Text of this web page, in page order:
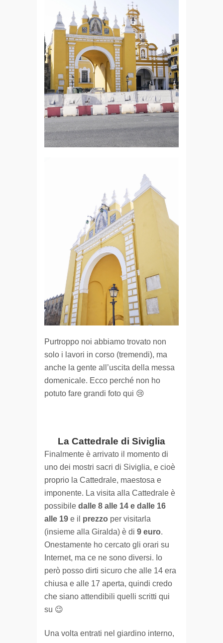
Purtroppo noi abbiamo trovato non
solo i lavori in corso (tremendi), ma
anche la gente all’uscita della messa
domenicale. Ecco perché non ho
potuto fare grandi foto qui 😢
La Cattedrale di Siviglia
Finalmente è arrivato il momento di
uno dei mostri sacri di Siviglia, e cioè
proprio la Cattedrale, maestosa e
imponente. La visita alla Cattedrale è
possibile dalle 8 alle 14 e dalle 16
alle 19 e il prezzo per visitarla
(insieme alla Giralda) è di 9 euro.
Onestamente ho cercato gli orari su
Internet, ma ce ne sono diversi. Io
però posso dirti sicuro che alle 14 era
chiusa e alle 17 aperta, quindi credo
che siano attendibili quelli scritti qui
su 😉
Una volta entrati nel giardino interno,